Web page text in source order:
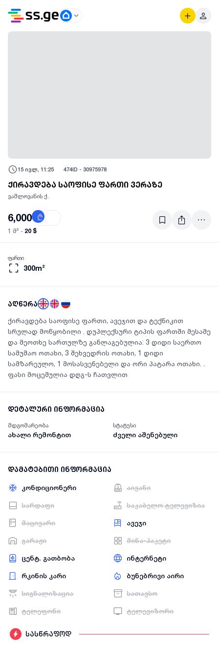
15 ივლ, 11:25 474ID - 30975978
ქირავდება საოფისე ფართი ვერაზე
ვაშლოვანის ქ.
6,000 ₾
1 მ² - 20 $
300m²
ფართი
აღწერა
ქირავდება საოფისე ფართი, ავეჯით და ტექნიკით
სრულად მოწყობილი . დუპლექსური ტიპის ფართში მესამე
და მეოთხე სართულზე განლაგებულია: 3 დიდი საერთო
სამუშაო ოთახი, 3 შეხვედრის ოთახი, 1 დიდი
სამზარეულო, 1 მოსასვენებელი და ორი პატარა ოთახი. .
ფასი მოცემულია დღგ-ს ჩათვლით
დეტალური ინფორმაცია
მდგომარეობა
ახალი რემონტით
სტატუსი
ძველი აშენებული
დამატებითი ინფორმაცია
კონდიციონერი აივანი
სარდაფი საკაბელო ტელევიზია
მაცივარი ავეჯი
გარაჟი მინა-პაკეტი
ცენტ. გათბობა ინტერნეტი
რკინის კარი ბუნებრივი აირი
სიგნალიზაცია სათავსო
ტელეფონი ტელევიზორი
სასწრაფოდ